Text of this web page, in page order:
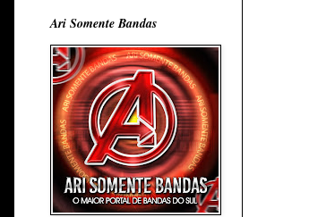
Ari Somente Bandas